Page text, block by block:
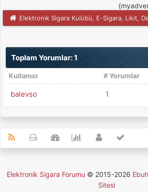
Elektronik Sigara Kulübü, E-Sigara, Likit,
Toplam Yorumlar: 1
Kullanıcı # Yorumlar
balevso 1
Elektronik Sigara Forumu © 2015-2026
Sitesi